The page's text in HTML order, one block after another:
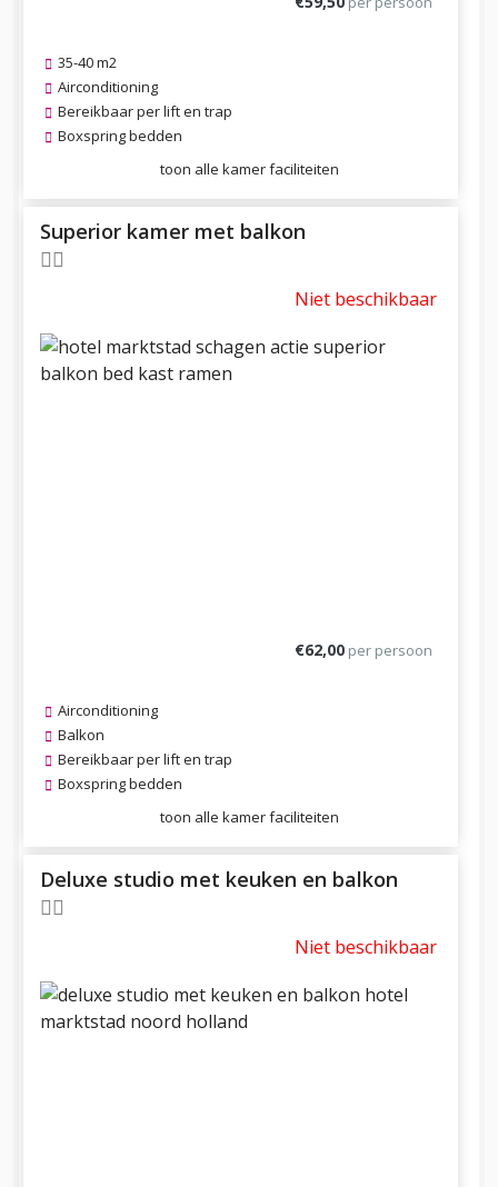
35-40 m2
Airconditioning
Bereikbaar per lift en trap
Boxspring bedden
toon alle kamer faciliteiten
Superior kamer met balkon
Niet beschikbaar
€62,00 per persoon
Airconditioning
Balkon
Bereikbaar per lift en trap
Boxspring bedden
toon alle kamer faciliteiten
Deluxe studio met keuken en balkon
Niet beschikbaar